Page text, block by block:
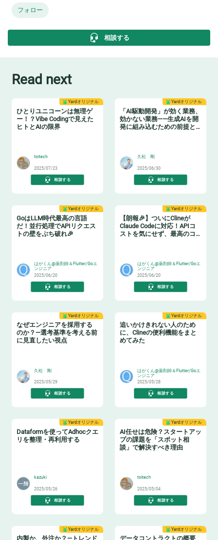
フォロー
相談する
Read next
Yardオリジナル
ひとりユニコーンは無理ゲ
ー！？Vibe Codingで見えた
ヒトとAIの限界
toitech
2025/07/23
相談する
Yardオリジナル
「AI駆動開発」が効く業務、
効かない業務——生成AIを開
発に組み込むための前提と
久松 剛
2025/06/30
相談する
Yardオリジナル
GoはLLM時代最高の言語
だ！並行処理でAPIリクエス
トの壁をぶち破れ🎉
はがくん@薬剤師＆Flutter/Goエ
ンジニア
2025/06/20
相談する
Yardオリジナル
【朗報🎉】ついにClineが
Claude Codeに対応！APIコ
ストを気にせず、最高のコ
はがくん@薬剤師＆Flutter/Goエ
ンジニア
2025/06/20
相談する
Yardオリジナル
なぜエンジニアを採用する
のか？—選考基準を考える前
に見直したい視点
久松 剛
2025/05/29
相談する
Yardオリジナル
追いかけきれない人のため
に、Clineの便利機能をまと
めてみた
はがくん@薬剤師＆Flutter/Goエ
ンジニア
2025/05/28
相談する
Yardオリジナル
Dataformを使ってAdhocクエ
リを整理・再利用する
kazuki
2025/05/26
相談する
Yardオリジナル
AI任せは危険？スタートアッ
プの課題を「スポット相
談」で解決すべき理由
toitech
2025/05/04
相談する
Yardオリジナル
内製か、外注か？—トレンド
Yardオリジナル
データコントラクトの概要